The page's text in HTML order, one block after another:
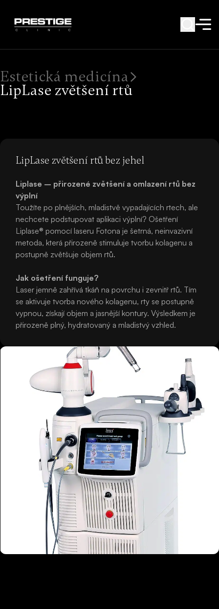
Estetická medicína
LipLase zvětšení rtů
LipLase zvětšení rtů bez jehel
Liplase – přirozené zvětšení a omlazení rtů bez
výplní
Toužíte po plnějších, mladistvě vypadajících rtech, ale
nechcete podstupovat aplikaci výplní? Ošetření
Liplase® pomocí laseru Fotona je šetrná, neinvazivní
metoda, která přirozeně stimuluje tvorbu kolagenu a
postupně zvětšuje objem rtů.
Jak ošetření funguje?
Laser jemně zahřívá tkáň na povrchu i zevnitř rtů. Tím
se aktivuje tvorba nového kolagenu, rty se postupně
vypnou, získají objem a jasnější kontury. Výsledkem je
přirozeně plný, hydratovaný a mladistvý vzhled.